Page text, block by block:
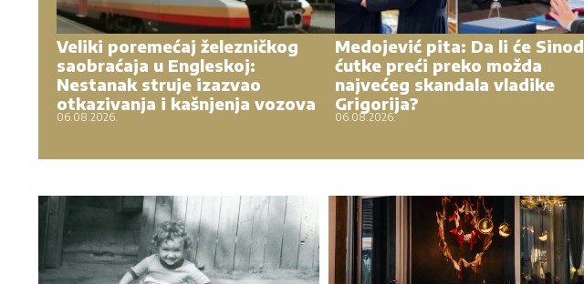
Veliki poremećaj železničkog
saobraćaja u Engleskoj:
Nestanak struje izazvao
otkazivanja i kašnjenja vozova
06.08.2026.
Medojević pita: Da li će Sinod
ćutke preći preko možda
najvećeg skandala vladike
Grigorija?
06.08.2026.